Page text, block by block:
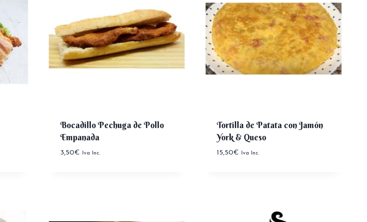
Bocadillo Pechuga de Pollo
Empanada
3,50€ Iva Inc.
Tortilla de Patata con Jamón
York & Queso
15,50€ Iva Inc.